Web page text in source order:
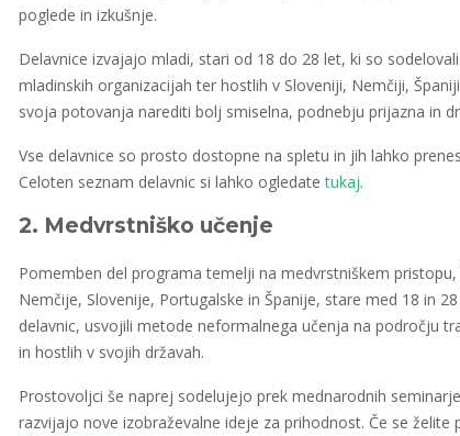
poglede in izkušnje.
Delavnice izvajajo mladi, stari od 18 do 28 let, ki so
mladinskih organizacijah ter hostlih v Sloveniji, Nemčiji,
svoja potovanja narediti bolj smiselna, podnebju prijazna in
Vse delavnice so prosto dostopne na spletu in jih lahko
Celoten seznam delavnic si lahko ogledatetukaj.
2. Medvrstniško učenje
Pomemben del programa temelji na medvrstniškem
Nemčije, Slovenije, Portugalske in Španije, stare med 18 in
delavnic, usvojili metode neformalnega učenja na področju
in hostlih v svojih državah.
Prostovoljci še naprej sodelujejo prek mednarodnih
razvijajo nove izobraževalne ideje za prihodnost. Če se